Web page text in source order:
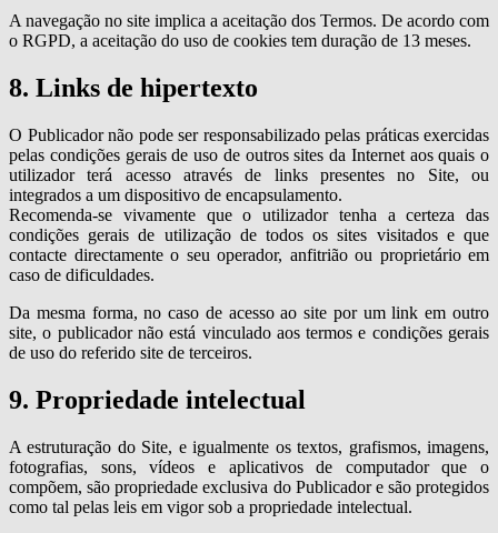
A navegação no site implica a aceitação dos Termos. De acordo com
o RGPD, a aceitação do uso de cookies tem duração de 13 meses.
8. Links de hipertexto
O Publicador não pode ser responsabilizado pelas práticas exercidas
pelas condições gerais de uso de outros sites da Internet aos quais o
utilizador terá acesso através de links presentes no Site, ou
integrados a um dispositivo de encapsulamento.
Recomenda-se vivamente que o utilizador tenha a certeza das
condições gerais de utilização de todos os sites visitados e que
contacte directamente o seu operador, anfitrião ou proprietário em
caso de dificuldades.
Da mesma forma, no caso de acesso ao site por um link em outro
site, o publicador não está vinculado aos termos e condições gerais
de uso do referido site de terceiros.
9. Propriedade intelectual
A estruturação do Site, e igualmente os textos, grafismos, imagens,
fotografias, sons, vídeos e aplicativos de computador que o
compõem, são propriedade exclusiva do Publicador e são protegidos
como tal pelas leis em vigor sob a propriedade intelectual.